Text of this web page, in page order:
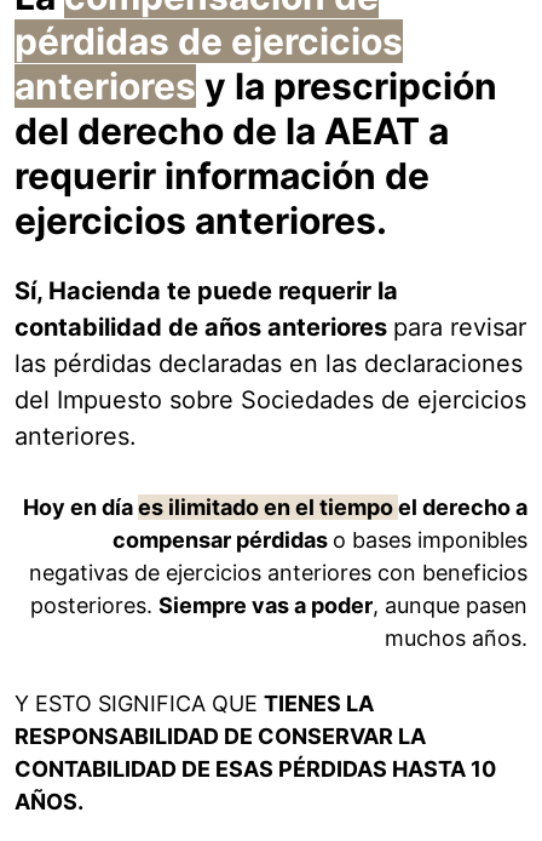
pérdidas de ejercicios
anteriores y la prescripción
del derecho de la AEAT a
requerir información de
ejercicios anteriores.
Sí, Hacienda te puede requerir la
contabilidad de años anteriores para revisar
las pérdidas declaradas en las declaraciones
del Impuesto sobre Sociedades de ejercicios
anteriores.
Hoy en díaes ilimitado en el tiempoel derecho a
compensar pérdidas o bases imponibles
negativas de ejercicios anteriores con beneficios
posteriores. Siempre vas a poder, aunque pasen
muchos años.
Y ESTO SIGNIFICA QUE TIENES LA
RESPONSABILIDAD DE CONSERVAR LA
CONTABILIDAD DE ESAS PÉRDIDAS HASTA 10
AÑOS.